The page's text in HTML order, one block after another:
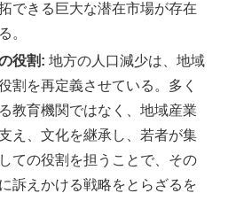
できる巨大な潜在市場が存在
。
役割: 地方の人口減少は、地域
割を再定義させている。多く
教育機関ではなく、地域産業
え、文化を継承し、若者が集
ての役割を担うことで、その
訴えかける戦略をとらざるを